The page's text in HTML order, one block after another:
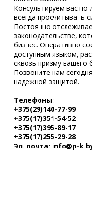
Консультируем вас
всегда просчитывать
Постоянно
законодательстве,
бизнес. Оперативно
доступным языком,
сквозь призму вашего
Позвоните нам
надежной защитой.
Телефоны:
+375(29)140-77-99
+375(17)351-54-52
+375(17)395-89-17
+375(17)255-29-28
Эл. почта: info@p-